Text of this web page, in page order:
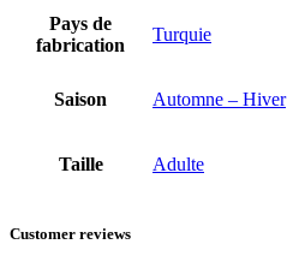
Pays de
fabrication
Turquie
Saison Automne – Hiver
Taille Adulte
Customer reviews